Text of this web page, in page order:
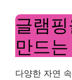
글램
만드
다양한 자연